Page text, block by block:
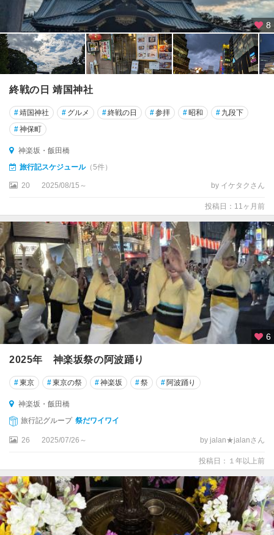
8
終戦の日 靖国神社
#靖国神社 # グルメ #終戦の日 #参拝 # 昭和 # 九段下
#神保町
神楽坂・飯田橋
旅行記スケジュール（5件）
20 2025/08/15～ by イケタクさん
投稿日：11ヶ月前
6
2025年 神楽坂祭の阿波踊り
#東京 #東京の祭 #神楽坂 #祭 # 阿波踊り
神楽坂・飯田橋
旅行記グループ 祭だワイワイ
26 2025/07/26～ by jalan★jalanさん
投稿日：１年以上前